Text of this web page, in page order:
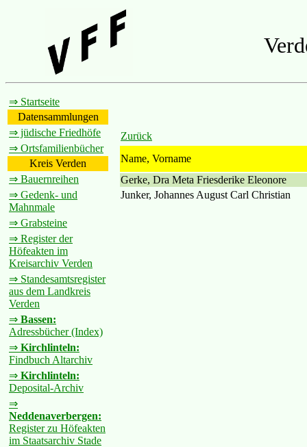
⇒ Startseite
Datensammlungen
⇒ jüdische Friedhöfe
⇒ Ortsfamilienbücher
Kreis Verden
⇒ Bauernreihen
⇒ Gedenk- und
Mahnmale
⇒ Grabsteine
⇒ Register der
Höfeakten im
Kreisarchiv Verden
⇒ Standesamtsregister
aus dem Landkreis
Verden
⇒ Bassen:
Adressbücher (Index)
⇒ Kirchlinteln:
Findbuch Altarchiv
⇒ Kirchlinteln:
Deposital-Archiv
⇒
Neddenaverbergen:
Register zu Höfeakten
im Staatsarchiv Stade
Zurück
Name, Vorname
Gerke, Dra Meta Friesderike Eleonore
Junker, Johannes August Carl Christian